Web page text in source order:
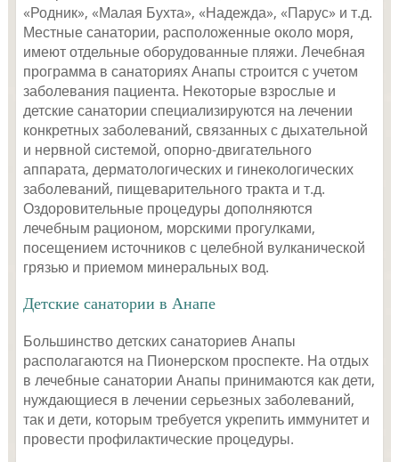
«Родник», «Малая Бухта», «Надежда», «Парус» и т.д.
Местные санатории, расположенные около моря,
имеют отдельные оборудованные пляжи. Лечебная
программа в санаториях Анапы строится с учетом
заболевания пациента. Некоторые взрослые и
детские санатории специализируются на лечении
конкретных заболеваний, связанных с дыхательной
и нервной системой, опорно-двигательного
аппарата, дерматологических и гинекологических
заболеваний, пищеварительного тракта и т.д.
Оздоровительные процедуры дополняются
лечебным рационом, морскими прогулками,
посещением источников с целебной вулканической
грязью и приемом минеральных вод.
Детские санатории в Анапе
Большинство детских санаториев Анапы
располагаются на Пионерском проспекте. На отдых
в лечебные санатории Анапы принимаются как дети,
нуждающиеся в лечении серьезных заболеваний,
так и дети, которым требуется укрепить иммунитет и
провести профилактические процедуры.